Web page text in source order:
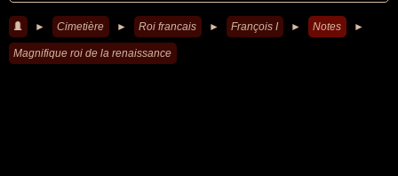
► Cimetière ► Roi francais ► François I ► Notes ►
Magnifique roi de la renaissance